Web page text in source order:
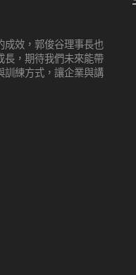
成效，郭俊谷理事長也
長，期待我們未來能帶
訓練方式，讓企業與講